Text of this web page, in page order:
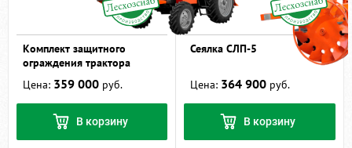
Комплект защитного
ограждения трактора
Цена: 359 000 руб.
В корзину
Сеялка СЛП-5
Цена: 364 900 руб.
В корзину